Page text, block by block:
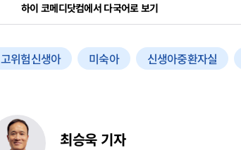
하이 코메디닷컴에서 다국어로 보기
고위험신생아 미숙아 신생아중환자실
최승욱 기자